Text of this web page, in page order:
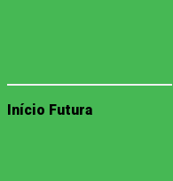
Início Futura